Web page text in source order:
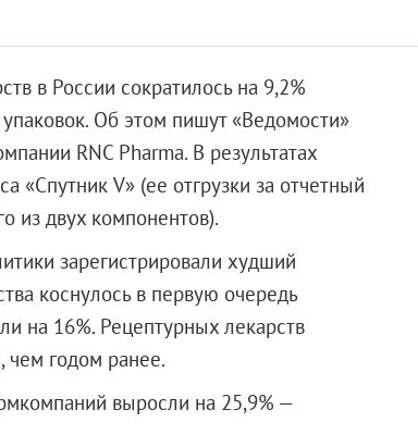
в России сократилось на 9,2%
Об этом пишут «Ведомости»
RNC Pharma. В результатах
«Спутник V» (ее отгрузки за отчетный
из двух компонентов).
зарегистрировали худший
коснулось в первую очередь
на 16%. Рецептурных лекарств
годом ранее.
выросли на 25,9% —